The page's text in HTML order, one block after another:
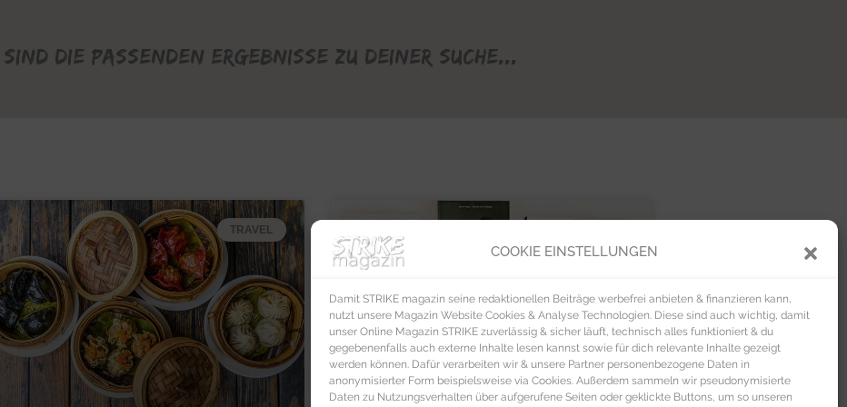
COOKIE EINSTELLUNGEN
Damit STRIKE magazin seine redaktionellen Beiträge werbefrei anbieten & finanzieren kann,
nutzt unsere Magazin Website Cookies & Analyse Technologien. Diese sind auch wichtig, damit
unser Online Magazin STRIKE zuverlässig & sicher läuft, technisch alles funktioniert & du
gegebenenfalls auch externe Inhalte lesen kannst sowie für dich relevante Inhalte gezeigt
werden können. Dafür verarbeiten wir & unsere Partner personenbezogene Daten in
anonymisierter Form beispielsweise via Cookies. Außerdem sammeln wir pseudonymisierte
Daten zu Nutzungsverhalten über aufgerufene Seiten oder geklickte Buttons, um so unseren
sind die passenden Ergebnisse zu deiner Suche...
TRAVEL